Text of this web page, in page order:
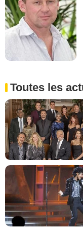
Toutes les